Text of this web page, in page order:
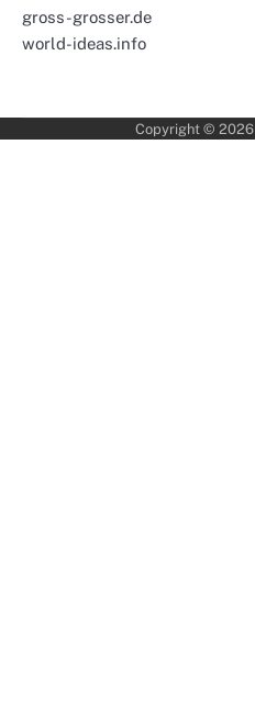
gross-grosser.de
world-ideas.info
Copyright © 2026